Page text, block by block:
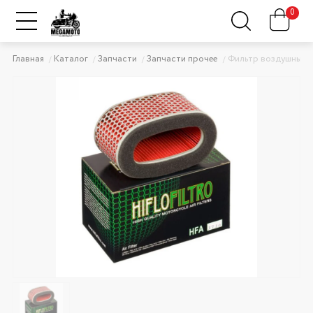
0
Главная Каталог Запчасти Запчасти прочее Фильтр воздушный